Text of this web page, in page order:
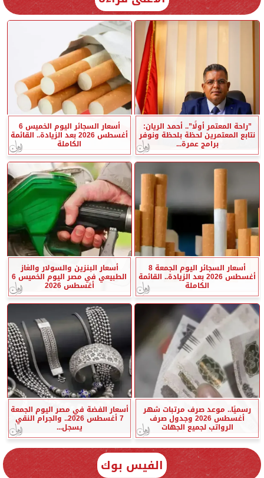
”راحة المعتمر أولًا”.. أحمد الريان:
نتابع المعتمرين لحظة بلحظة ونوفر
برامج عمرة...
أسعار السجائر اليوم الخميس 6
أغسطس 2026 بعد الزيادة.. القائمة
الكاملة
أسعار السجائر اليوم الجمعة 8
أغسطس 2026 بعد الزيادة.. القائمة
الكاملة
أسعار البنزين والسولار والغاز
الطبيعي في مصر اليوم الخميس 6
أغسطس 2026
رسميًا.. موعد صرف مرتبات شهر
أغسطس 2026 وجدول صرف
الرواتب لجميع الجهات
أسعار الفضة في مصر اليوم الجمعة
7 أغسطس 2026.. والجرام النقي
يسجل...
الفيس بوك